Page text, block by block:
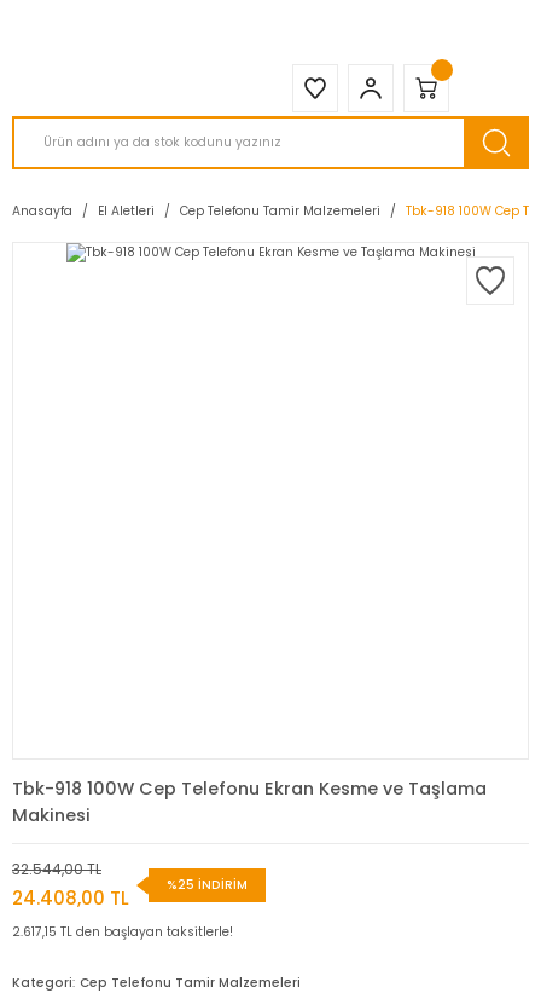
Anasayfa El Aletleri Cep Telefonu Tamir Malzemeleri Tbk-918 100W Cep
Tbk-918 100W Cep Telefonu Ekran Kesme ve Taşlama
Makinesi
32.544,00 TL
24.408,00 TL
%25 İNDİRİM
2.617,15 TL den başlayan taksitlerle!
Kategori Cep Telefonu Tamir Malzemeleri